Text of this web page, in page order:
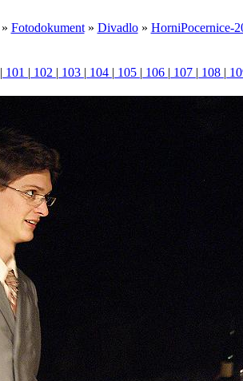
» Fotodokument» Divadlo» HorniPocernice-
| 101 | 102 | 103 | 104 | 105 | 106 | 107 | 108 |